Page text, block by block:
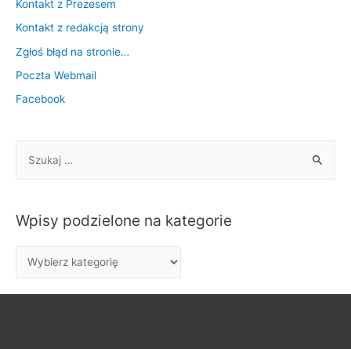
Kontakt z Prezesem
Kontakt z redakcją strony
Zgłoś błąd na stronie…
Poczta Webmail
Facebook
kWpisy podzielone na kategorie